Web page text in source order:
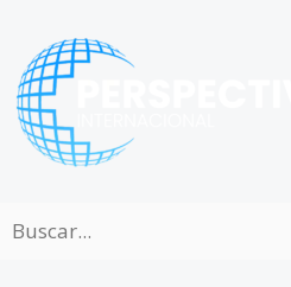
contenido